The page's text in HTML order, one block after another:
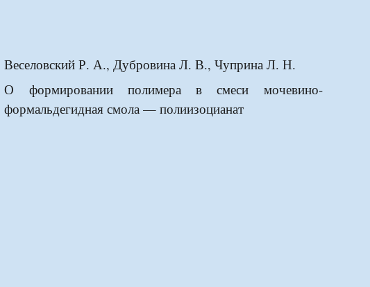
Веселовский Р. А., Дубровина Л. В., Чуприна Л. Н.
О формировании полимера в смеси мочевино-
формальдегидная смола — полиизоцианат